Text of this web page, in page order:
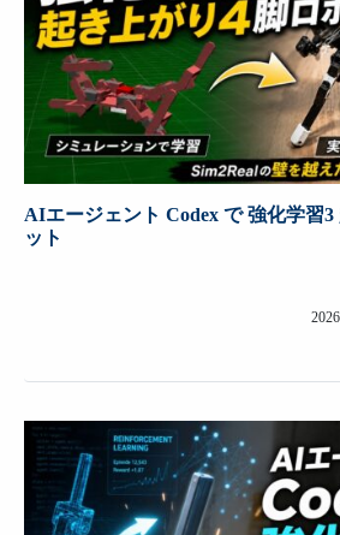
AIエージェント Codex で 強化学習
ット